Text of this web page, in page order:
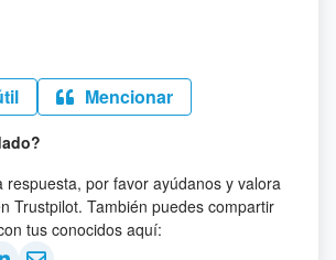
Mencionar
respuesta, por favor ayúdanos y valora
Trustpilot. También puedes compartir
tus conocidos aquí: